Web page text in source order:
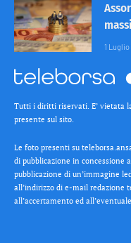
1
Tutti i diritti riservati. E’ vietata
presente sul sito.
Le foto presenti su
di pubblicazione in concessione
pubblicazione di un’immagine
all’indirizzo di e-mail redazione
all’accertamento ed